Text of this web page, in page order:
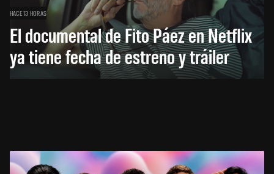
HACE 13 HORAS
El documental de Fito Páez en Netflix
ya tiene fecha de estreno y tráiler